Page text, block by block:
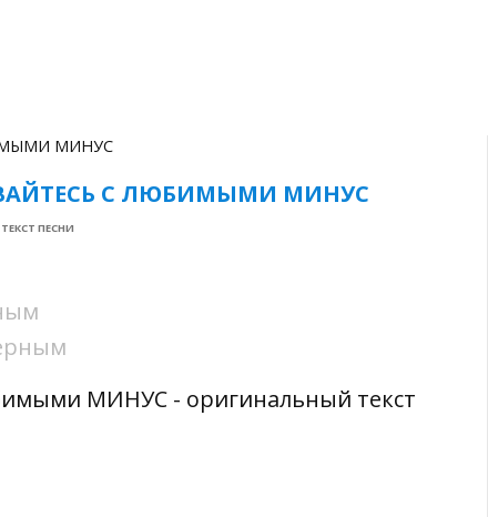
МИНУС
С ЛЮБИМЫМИ МИНУС
ТЕКСТ ПЕСНИ
МИНУС - оригинальный текст